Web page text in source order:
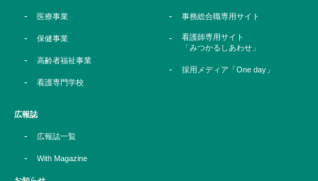
医療事業
保健事業
高齢者福祉事業
看護専門学校
事務総合職専用サイト
看護師専用サイト
「みつかるしあわせ」
採用メディア「One day」
広報誌
広報誌一覧
With Magazine